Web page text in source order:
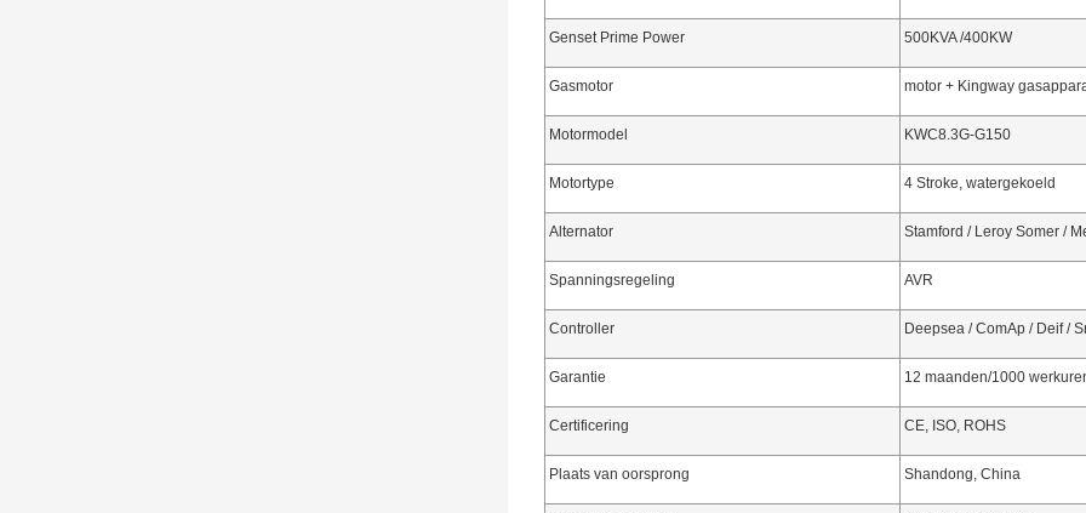
Genset Prime Power 500KVA /400KW
Gasmotor motor + Kingway
Motormodel KWC8.3G-G150
Motortype 4 Stroke, watergekoeld
Alternator Stamford / Leroy Somer /
Spanningsregeling AVR
Controller Deepsea / ComAp / Deif /
Garantie 12 maanden/1000
Certificering CE, ISO, ROHS
Plaats van oorsprong Shandong, China